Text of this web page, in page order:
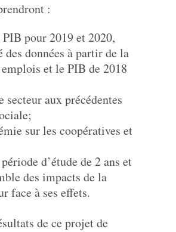
:
pour 2019 et 2020,
données à partir de la
et le PIB de 2018
aux précédentes
sur les coopératives et
d’étude de 2 ans et
des impacts de la
face à ses effets.
de ce projet de